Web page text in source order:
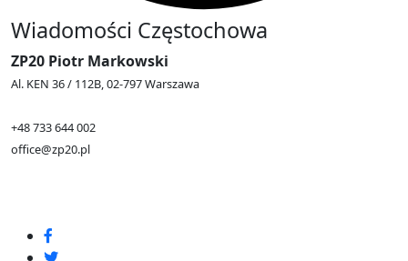
Wiadomości Częstochowa
ZP20 Piotr Markowski
Al. KEN 36 / 112B, 02-797 Warszawa
+48 733 644 002
office@zp20.pl